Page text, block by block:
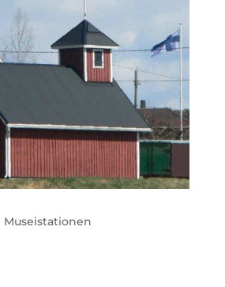
Museistationen